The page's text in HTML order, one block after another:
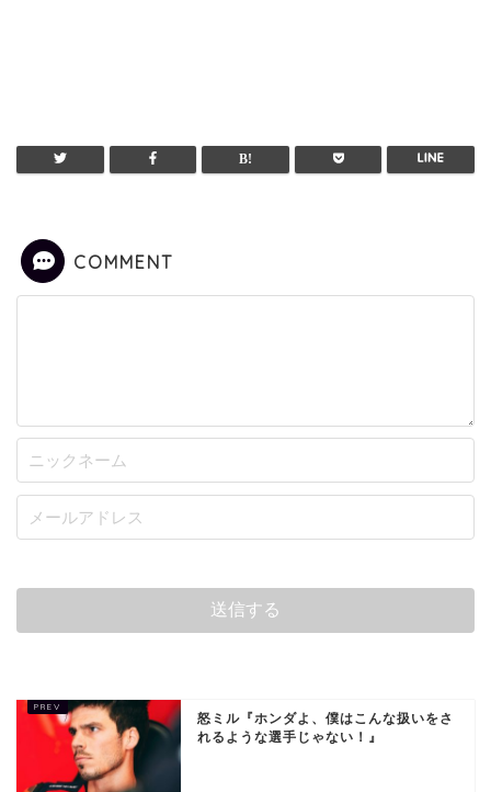
COMMENT
怒ミル『ホンダよ、僕はこんな扱いをさ
れるような選手じゃない！』